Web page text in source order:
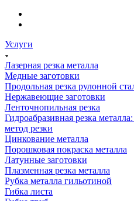
Услуги
Лазерная резка металла
Медные заготовки
Продольная резка рулонной
Нержавеющие заготовки
Ленточнопильная резка
Гидроабразивная резка
метод резки
Цинкование металла
Порошковая покраска металла
Латунные заготовки
Плазменная резка металла
Рубка металла гильотиной
Гибка листа